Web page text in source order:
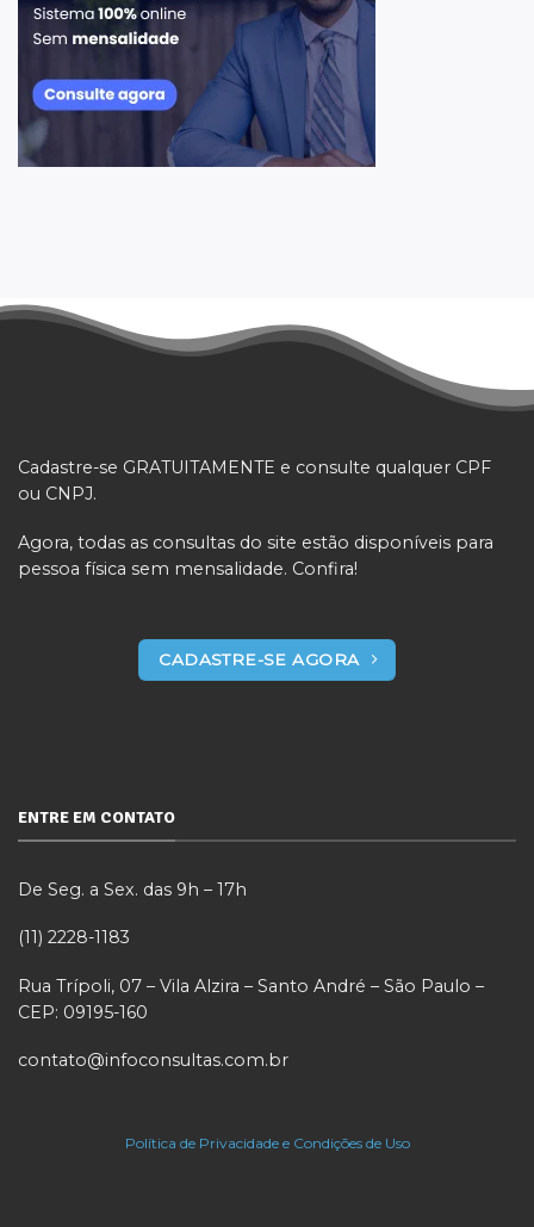
Cadastre-se GRATUITAMENTE e consulte qualquer CPF
ou CNPJ.
Agora, todas as consultas do site estão disponíveis para
pessoa física sem mensalidade. Confira!
CADASTRE-SE AGORA
ENTRE EM CONTATO
De Seg. a Sex. das 9h – 17h
(11) 2228-1183
Rua Trípoli, 07 – Vila Alzira – Santo André – São Paulo –
CEP: 09195-160
contato@infoconsultas.com.br
Política de Privacidade e Condições de Uso